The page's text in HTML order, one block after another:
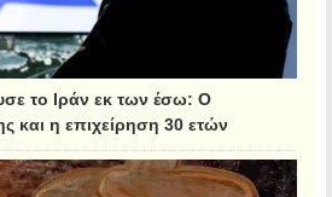
το Ιράν εκ των έσω: Ο
και η επιχείρηση 30 ετών